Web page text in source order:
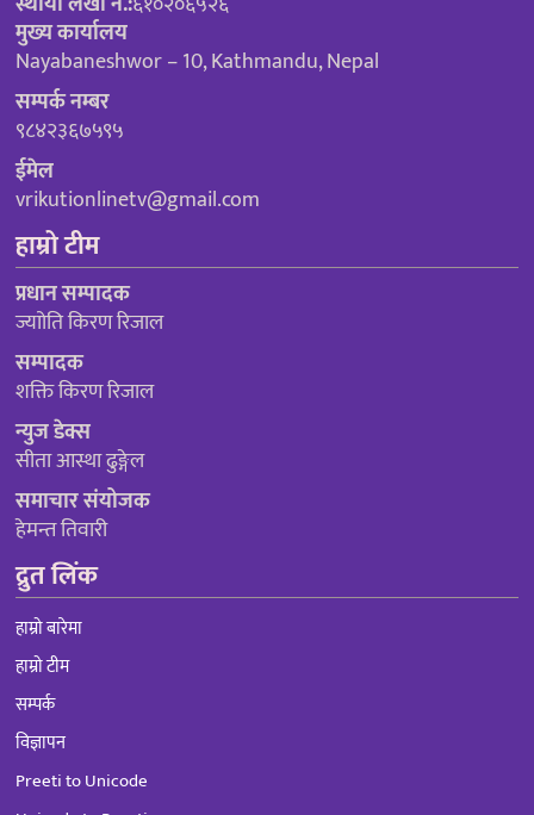
मुख्य कार्यालय
Nayabaneshwor – 10, Kathmandu, Nepal
सम्पर्क नम्बर
९८४२३६७५९५
ईमेल
vrikutionlinetv@gmail.com
हाम्रो टीम
प्रधान सम्पादक
ज्याोति किरण रिजाल
सम्पादक
शक्ति किरण रिजाल
न्युज डेक्स
सीता आस्था ढुङ्गेल
समाचार संयोजक
हेमन्त तिवारी
द्रुत लिंक
हाम्रो बारेमा
हाम्रो टीम
सम्पर्क
विज्ञापन
Preeti to Unicode